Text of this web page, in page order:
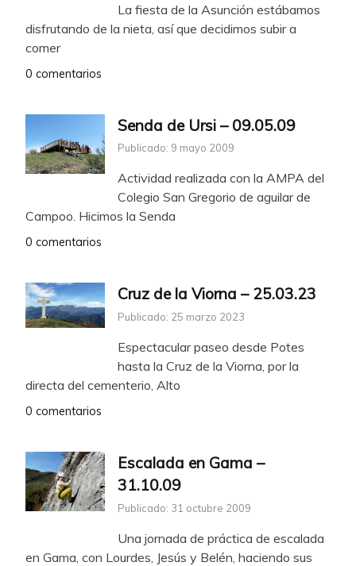
La fiesta de la Asunción estábamos
disfrutando de la nieta, así que decidimos subir a
comer
0 comentarios
Senda de Ursi – 09.05.09
Publicado: 9 mayo 2009
Actividad realizada con la AMPA del
Colegio San Gregorio de aguilar de
Campoo. Hicimos la Senda
0 comentarios
Cruz de la Viorna – 25.03.23
Publicado: 25 marzo 2023
Espectacular paseo desde Potes
hasta la Cruz de la Viorna, por la
directa del cementerio, Alto
0 comentarios
Escalada en Gama –
31.10.09
Publicado: 31 octubre 2009
Una jornada de práctica de escalada
en Gama, con Lourdes, Jesús y Belén, haciendo sus